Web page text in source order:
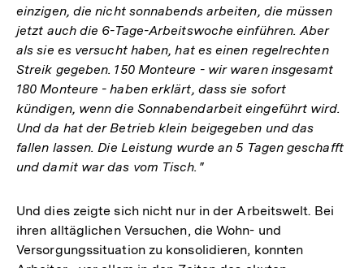
einzigen, die nicht sonnabends arbeiten, die müssen
jetzt auch die 6-Tage-Arbeitswoche einführen. Aber
als sie es versucht haben, hat es einen regelrechten
Streik gegeben. 150 Monteure - wir waren insgesamt
180 Monteure - haben erklärt, dass sie sofort
kündigen, wenn die Sonnabendarbeit eingeführt wird.
Und da hat der Betrieb klein beigegeben und das
fallen lassen. Die Leistung wurde an 5 Tagen geschafft
und damit war das vom Tisch."
Und dies zeigte sich nicht nur in der Arbeitswelt. Bei
ihren alltäglichen Versuchen, die Wohn- und
Versorgungssituation zu konsolidieren, konnten